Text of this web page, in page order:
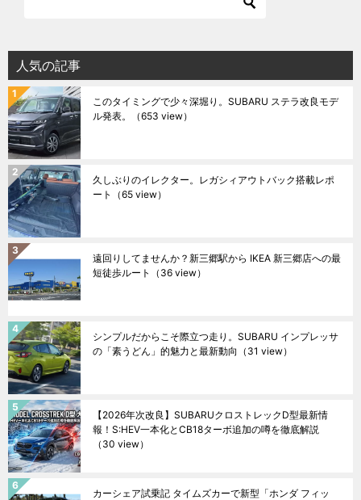
人気の記事
このタイミングで少々深堀り。SUBARU ステラ改良モデ
ル発表。
（653 view）
久しぶりのイレクター。レガシィアウトバック搭載レポ
ート
（65 view）
遠回りしてませんか？新三郷駅から IKEA 新三郷店への最
短徒歩ルート
（36 view）
シンプルだからこそ際立つ走り。SUBARU インプレッサ
の「素うどん」的魅力と最新動向 （31 view）
【2026年次改良】SUBARUクロストレックD型最新情
報！S:HEV一本化とCB18ターボ追加の噂を徹底解説
（30 view）
カーシェア試乗記 タイムズカーで新型「ホンダ フィッ